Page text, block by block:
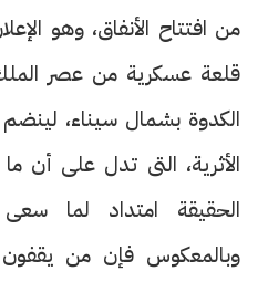
من افتتاح الأنفاق، وهو
قلعة عسكرية من عصر
الكدوة بشمال سيناء،
الأثرية، التى تدل على أن
الحقيقة امتداد لما سعى
وبالمعكوس فإن من